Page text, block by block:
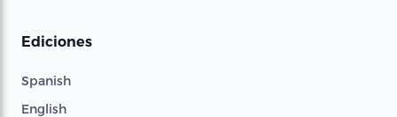
Ediciones
Spanish
English